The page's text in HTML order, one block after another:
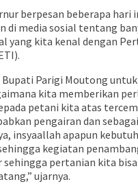
berpesan beberapa hari
di media sosial tentang
yang kita kenal dengan
Bupati Parigi Moutong
kita memberikan
petani kita atas
pengairan dan
insyaallah apapun
kegiatan
sehingga pertanian kita
ujarnya.